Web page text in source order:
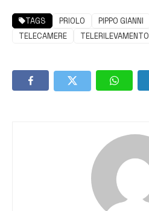
TAGS PRIOLO PIPPO GIANNI
TELECAMERE
TELERILEVAMENTO